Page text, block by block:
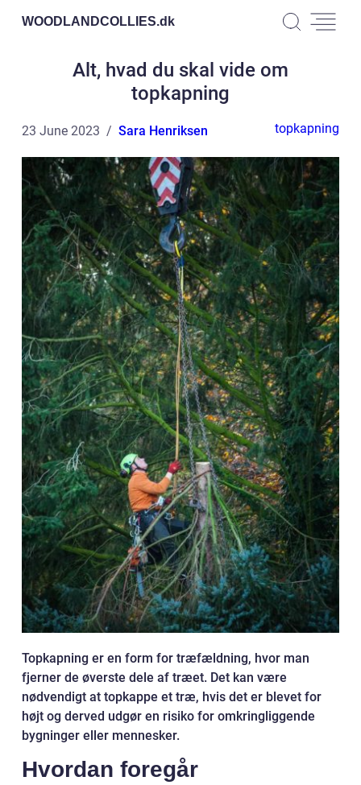
WOODLANDCOLLIES.dk
Alt, hvad du skal vide om
topkapning
23 June 2023 Sara Henriksen topkapning
Topkapning er en form for træfældning, hvor man
fjerner de øverste dele af træet. Det kan være
nødvendigt at topkappe et træ, hvis det er blevet for
højt og derved udgør en risiko for omkringliggende
bygninger eller mennesker.
Hvordan foregår